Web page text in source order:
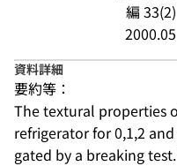
編 33(2)
2000.05
資料詳細
要約等：
The textural properties
refrigerator for 0,1,2
gated by a breaking